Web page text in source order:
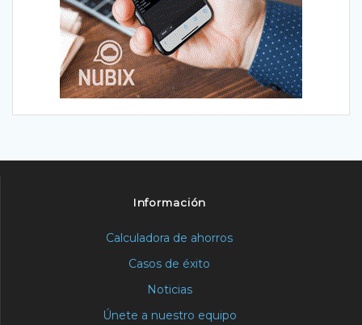
Información
Calculadora de ahorros
Casos de éxito
Noticias
Únete a nuestro equipo